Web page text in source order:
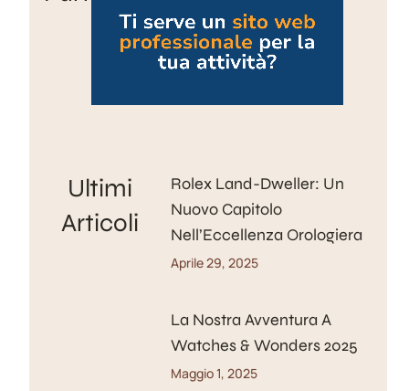
Ultimi
Articoli
Rolex Land-Dweller: Un
Nuovo Capitolo
Nell’Eccellenza Orologiera
Aprile 29, 2025
La Nostra Avventura A
Watches & Wonders 2025
Maggio 1, 2025